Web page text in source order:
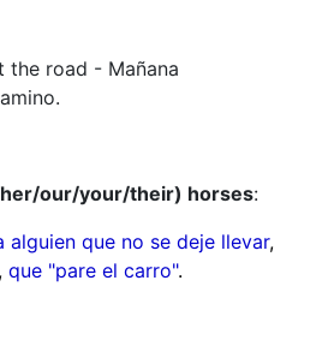
the road - Mañana
our/your/their) horses:
alguien que no se deje llevar,
, que "pare el carro".